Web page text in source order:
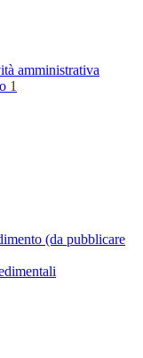
amministrativa
1
(da pubblicare